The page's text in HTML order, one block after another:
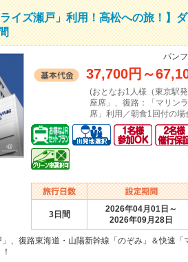
イズ瀬戸」利用！高松への旅！】
パン
37,700円 ～
(おとなお1人様（東京駅
座席」、復路：「マリン
席」利用／朝食1回付の場
3日間
2026年04月01日～
2026年09月28日
、復路東海道・山陽新幹線「のぞみ」＆快速「